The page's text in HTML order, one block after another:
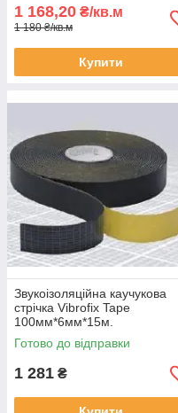
1 168,20 ₴/кв.м
1 180 ₴/кв.м
Купити
Звукоізоляційна каучукова
стрічка Vibrofix Tape
100мм*6мм*15м.
Готово до відправки
1 281 ₴